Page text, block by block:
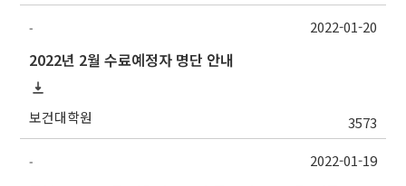
-
2022년 2월 수료예정자 명단 안내
보건대학원 3573
2022-01-20
- 2022-01-19